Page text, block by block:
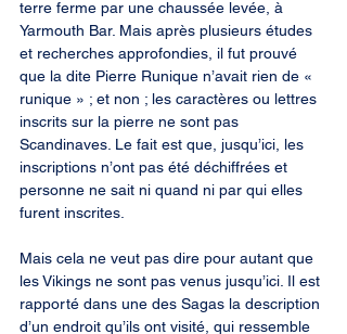
terre ferme par une chaussée levée, à
Yarmouth Bar. Mais après plusieurs études
et recherches approfondies, il fut prouvé
que la dite Pierre Runique n’avait rien de «
runique » ; et non ; les caractères ou lettres
inscrits sur la pierre ne sont pas
Scandinaves. Le fait est que, jusqu’ici, les
inscriptions n’ont pas été déchiffrées et
personne ne sait ni quand ni par qui elles
furent inscrites.
Mais cela ne veut pas dire pour autant que
les Vikings ne sont pas venus jusqu’ici. Il est
rapporté dans une des Sagas la description
d’un endroit qu’ils ont visité, qui ressemble